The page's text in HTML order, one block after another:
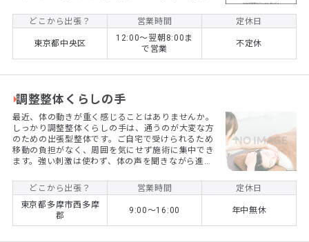
に迅速にセラピストを派遣致します。 東京都中央区
より出張致します。 初回お試し80分8000円よりご
利用可能です。 出張型リラクゼーション「belle」
は東京都中央区から、関東南部(埼玉、千葉、神奈
川)全域にハイクラスセラピストを派遣している、女
どこから出張？ 営業時間 定休日
東京都中央区
12:00〜翌朝8:00ま
で営業
不定休
調整整体くらしの手
最近、体の動きが重く感じることはありませんか。
しっかり調整整体くらしの手は、通うのが大変な方
のための出張型整体です。ご自宅で受けられるため
移動の負担がなく、周囲を気にせず施術に集中でき
ます。強い刺激は使わず、体の声を聞きながら進め
す。中高年世代の暮らしに寄り添う整体です。
どこから出張？ 営業時間
定休日
東京都多摩市西多摩
郡
9:00〜16:00 年中無休